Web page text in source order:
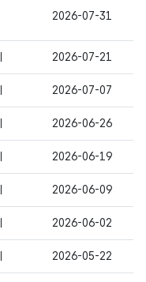
2026-07-31
2026-07-21
2026-07-07
2026-06-26
2026-06-19
2026-06-09
2026-06-02
2026-05-22